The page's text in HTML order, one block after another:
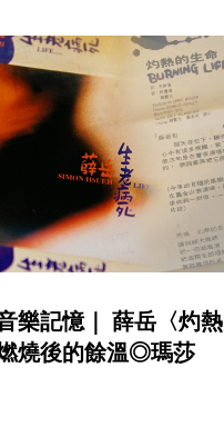
樂記憶｜ 薛岳〈灼熱
燒後的餘溫◎瑪莎